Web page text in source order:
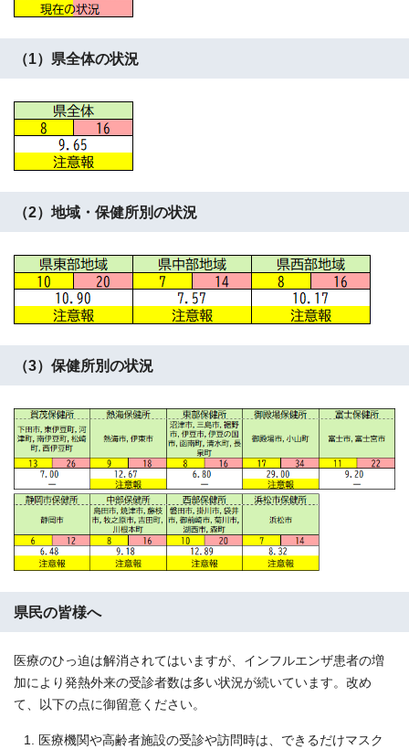
（1）県全体の状況
（2）地域・保健所別の状況
（3）保健所別の状況
県民の皆様へ
医療のひっ迫は解消されてはいますが、インフルエンザ患者の増
加により発熱外来の受診者数は多い状況が続いています。改め
て、以下の点に御留意ください。
医療機関や高齢者施設の受診や訪問時は、できるだけマスク